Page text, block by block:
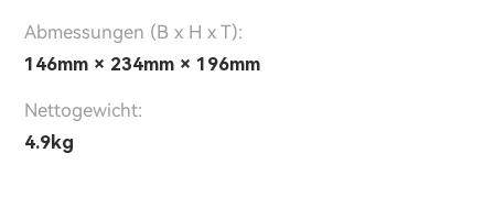
Abmessungen (B x H x T):
146mm × 234mm × 196mm
Nettogewicht:
4.9kg